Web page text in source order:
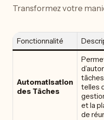
Transformez votre
Fonctionnalité
Automatisation
des Tâches
telles
et la
de